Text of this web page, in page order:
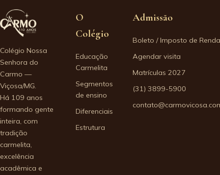
Colégio Nossa
Senhora do
Carmo —
Viçosa/MG.
Há 109 anos
formando gente
inteira, com
tradição
carmelita,
excelência
acadêmica e
O
Colégio
Educação
Carmelita
Segmentos
de ensino
Diferenciais
Estrutura
Admissão
Boleto / Imposto de Renda
Agendar visita
Matrículas 2027
(31) 3899-5900